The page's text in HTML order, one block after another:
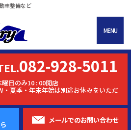
車整備など
MENU
082-928-5011
日のみ10 : 00開店
夏季・年末年始は別途お休みをいただ
メールでのお問い合わせ